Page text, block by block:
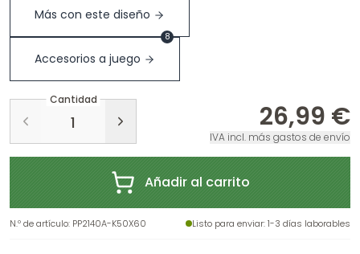
Más con este diseño
Accesorios a juego
8
Cantidad
26,99 €
IVA incl. más gastos de envío
Añadir al carrito
N.º de artículo: PP2140A-K50X60 Listo para enviar: 1-3 días laborables